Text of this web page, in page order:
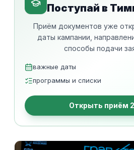
Поступай в
Приём документов уже
даты кампании,
способы подачи
важные даты
программы и списки
Открыть приём